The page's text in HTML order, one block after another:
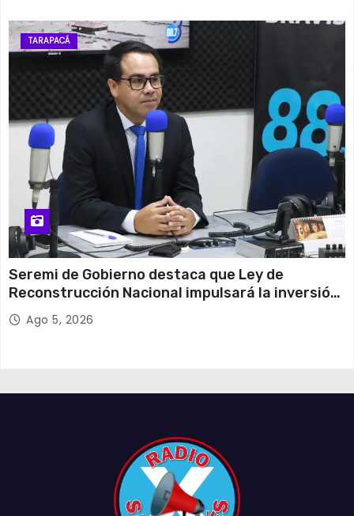
TARAPACÁ
Seremi de Gobierno destaca que Ley de
Reconstrucción Nacional impulsará la inversión
y el empleo en Tarapacá
Ago 5, 2026